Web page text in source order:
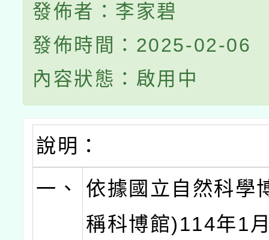
發佈者：李家碧
發佈時間：2025-02-06
內容狀態：啟用中
說明：
一、
依據國立自然科學
稱科博館)114年1